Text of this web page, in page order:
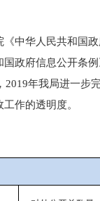
中华人民共和国政
政府信息公开条
年我局进一步
作的透明度。